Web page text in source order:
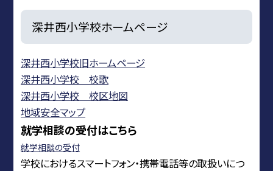
深井西小学校ホームページ
深井西小学校旧ホームページ
深井西小学校 校歌
深井西小学校 校区地図
地域安全マップ
就学相談の受付はこちら
就学相談の受付
学校におけるスマートフォン・携帯電話等の取扱いにつ